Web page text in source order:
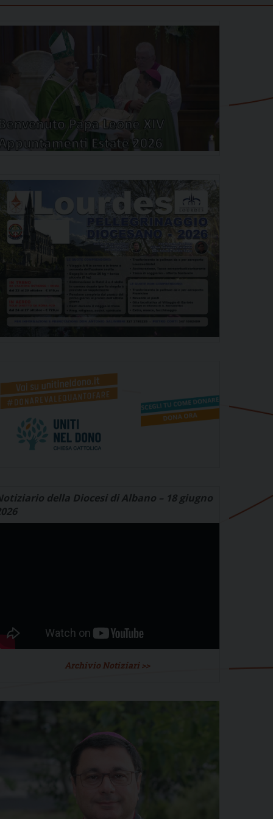
della Diocesi di Albano – 18 giugno
Archivio Notiziari >>